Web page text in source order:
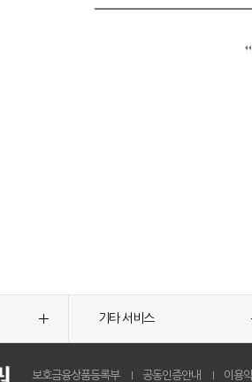
기타 서비스
보호금융상품등록부 공동인증안내 이용